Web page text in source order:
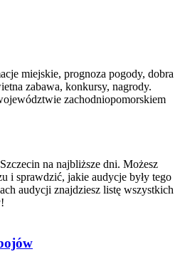
miejskie, prognoza pogody, dobra
zabawa, konkursy, nagrody.
zachodniopomorskiem
na najbliższe dni. Możesz
i sprawdzić, jakie audycje były tego
audycji znajdziesz listę wszystkich